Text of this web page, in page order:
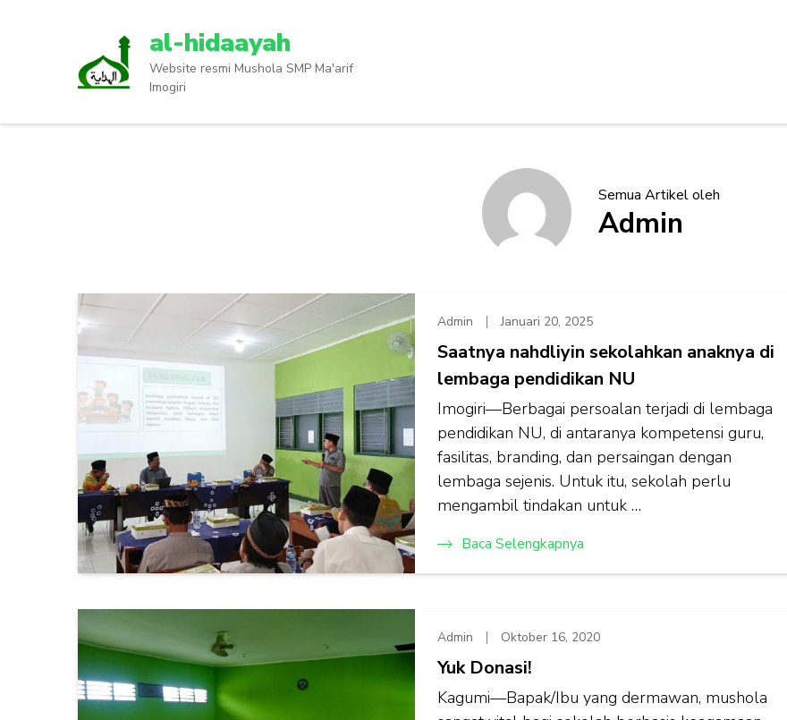
al-hidaayah
Website resmi Mushola SMP Ma'arif
Imogiri
Semua Artikel oleh
Admin
Admin Januari 20, 2025
Saatnya nahdliyin sekolahkan anaknya di
lembaga pendidikan NU
Imogiri—Berbagai persoalan terjadi di lembaga
pendidikan NU, di antaranya kompetensi guru,
fasilitas, branding, dan persaingan dengan
lembaga sejenis. Untuk itu, sekolah perlu
mengambil tindakan untuk …
Baca Selengkapnya
Admin Oktober 16, 2020
Yuk Donasi!
Kagumi—Bapak/Ibu yang dermawan, mushola